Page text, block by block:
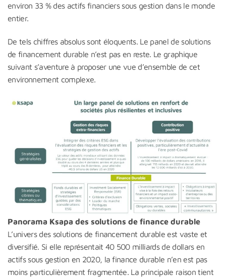
environ 33 % des actifs financiers sous gestion dans le monde
entier.
De tels chiffres absolus sont éloquents. Le panel de solutions
de financement durable n’est pas en reste. Le graphique
suivant s’aventure à proposer une vue d’ensemble de cet
environnement complexe.
Panorama Ksapa des solutions de finance durable
L’univers des solutions de financement durable est vaste et
diversifié. Si elle représentait 40 500 milliards de dollars en
actifs sous gestion en 2020, la finance durable n’en est pas
moins particulièrement fragmentée. La principale raison tient